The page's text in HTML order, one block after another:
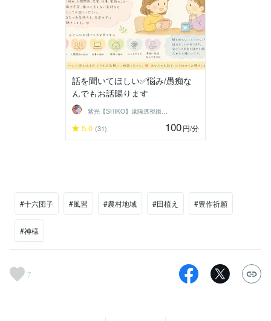
話を聞いてほしい✅悩み/愚痴な
んでもお話賜ります
紫光【SHIKO】遠隔透視鑑定士
5.0 (31) 100円/分
#十六団子 #風習 #農村地域 #田植え #豊作祈願
#神様
7